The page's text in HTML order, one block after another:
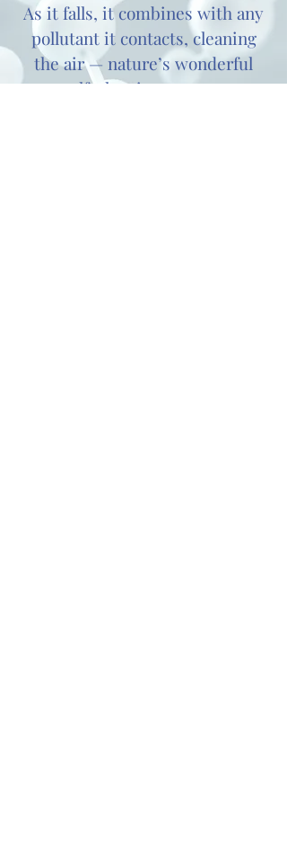
As it falls, it combines with any
pollutant it contacts, cleaning
the air — nature’s wonderful
self-cleaning system.